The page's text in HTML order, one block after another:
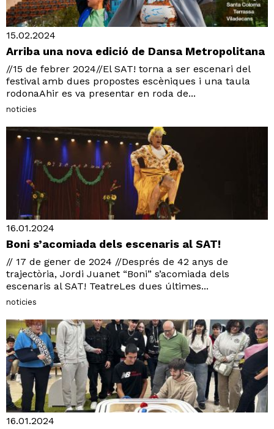
15.02.2024
Arriba una nova edició de Dansa Metropolitana
//15 de febrer 2024//El SAT! torna a ser escenari del
festival amb dues propostes escèniques i una taula
rodonaAhir es va presentar en roda de...
noticies
16.01.2024
Boni s’acomiada dels escenaris al SAT!
// 17 de gener de 2024 //Després de 42 anys de
trajectòria, Jordi Juanet “Boni” s’acomiada dels
escenaris al SAT! TeatreLes dues últimes...
noticies
16.01.2024